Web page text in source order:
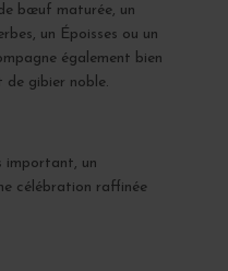
bœuf maturée, un
un Époisses ou un
également bien
de gibier noble.
important, un
célébration raffinée